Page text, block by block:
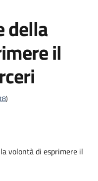
della
il
)
volontà di esprimere il